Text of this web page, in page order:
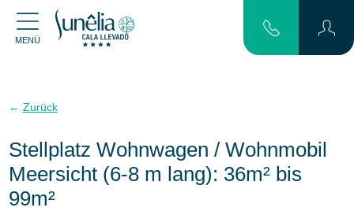
MENÜ
Zurück
Stellplatz Wohnwagen / Wohnmobil
Meersicht (6-8 m lang): 36m² bis
99m²